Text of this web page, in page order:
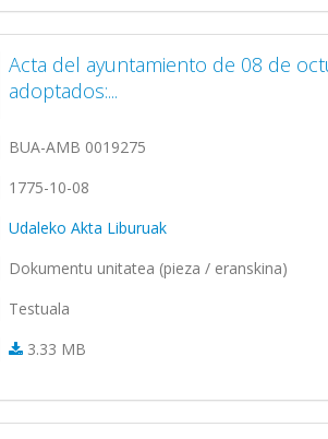
Acta del ayuntamiento de 08 de
adoptados:...
BUA-AMB 0019275
1775-10-08
Udaleko Akta Liburuak
Dokumentu unitatea (pieza / eranskina)
Testuala
3.33 MB